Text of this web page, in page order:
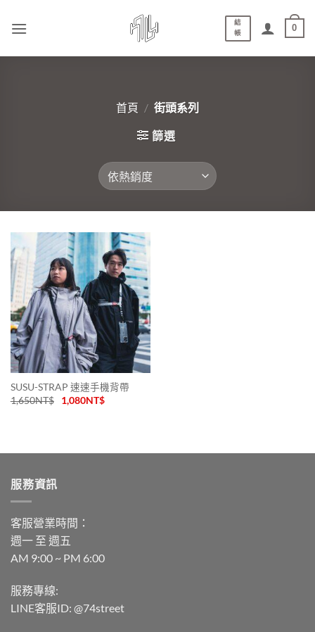
結
帳
0
首頁 / 街頭系列
篩選
SUSU-STRAP 速速手機背帶
1,650NT$ 1,080NT$
服務資訊
客服營業時間：
週一 至 週五
AM 9:00 ~ PM 6:00
服務專線:
LINE客服ID: @74street